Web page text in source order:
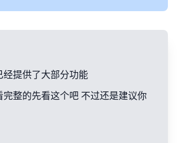
经提供了大部分功能
完整的先看这个吧 不过还是建议你